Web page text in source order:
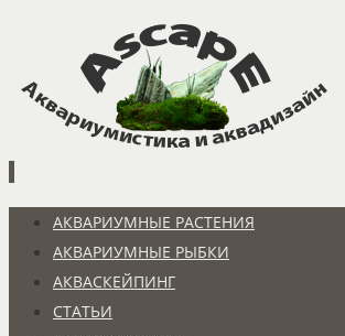
содержимому
Перейти
содержимому
АКВАРИУМНЫЕ РАСТЕНИЯ
АКВАРИУМНЫЕ РЫБКИ
АКВАСКЕЙПИНГ
СТАТЬИ